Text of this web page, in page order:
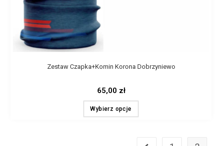
Zestaw Czapka+Komin Korona Dobrzyniewo
65,00 zł
Wybierz opcje